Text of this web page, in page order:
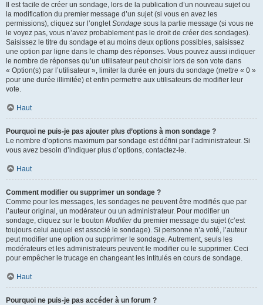
Il est facile de créer un sondage, lors de la publication d’un nouveau sujet ou
la modification du premier message d’un sujet (si vous en avez les
permissions), cliquez sur l’ongletSondage sous la partie message (si vous ne
le voyez pas, vous n’avez probablement pas le droit de créer des sondages).
Saisissez le titre du sondage et au moins deux options possibles, saisissez
une option par ligne dans le champ des réponses. Vous pouvez aussi indiquer
le nombre de réponses qu’un utilisateur peut choisir lors de son vote dans
« Option(s) par l’utilisateur », limiter la durée en jours du sondage (mettre « 0 »
pour une durée illimitée) et enfin permettre aux utilisateurs de modifier leur
vote.
Haut
Pourquoi ne puis-je pas ajouter plus d’options à mon sondage ?
Le nombre d’options maximum par sondage est défini par l’administrateur. Si
vous avez besoin d’indiquer plus d’options, contactez-le.
Haut
Comment modifier ou supprimer un sondage ?
Comme pour les messages, les sondages ne peuvent être modifiés que par
l’auteur original, un modérateur ou un administrateur. Pour modifier un
sondage, cliquez sur le bouton Modifierdu premier message du sujet (c’est
toujours celui auquel est associé le sondage). Si personne n’a voté, l’auteur
peut modifier une option ou supprimer le sondage. Autrement, seuls les
modérateurs et les administrateurs peuvent le modifier ou le supprimer. Ceci
pour empêcher le trucage en changeant les intitulés en cours de sondage.
Haut
Pourquoi ne puis-je pas accéder à un forum ?